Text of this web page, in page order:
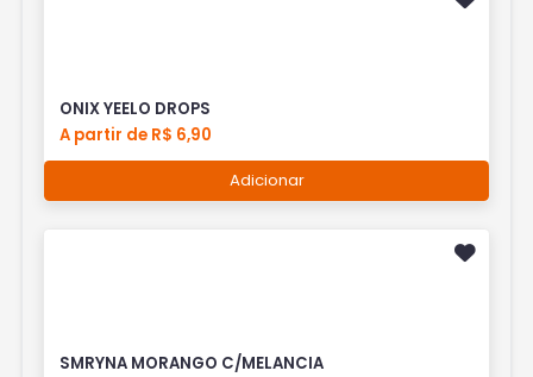
ONIX YEELO DROPS
A partir de R$ 6,90
Adicionar
SMRYNA MORANGO C/MELANCIA